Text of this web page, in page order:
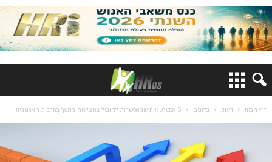
דף הבית דעות בלוגים 5 אסטרטגיות שמאפשרות להוביל בהצלחה מהפך בתרבות הארגונית